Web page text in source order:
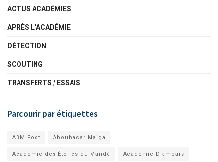
ACTUS ACADÉMIES
APRÈS L’ACADÉMIE
DÉTECTION
SCOUTING
TRANSFERTS / ESSAIS
Parcourir par étiquettes
ABM Foot Aboubacar Maiga
Académie des Étoiles du Mandé Académie Diambars